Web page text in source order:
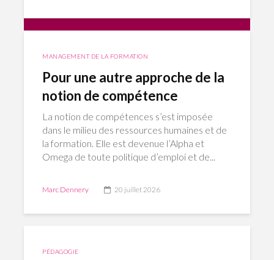
MANAGEMENT DE LA FORMATION
Pour une autre approche de la
notion de compétence
La notion de compétences s’est imposée
dans le milieu des ressources humaines et de
la formation. Elle est devenue l’Alpha et
Omega de toute politique d’emploi et de...
Marc Dennery 20 juillet 2026
PÉDAGOGIE